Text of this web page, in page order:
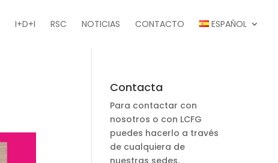
I+D+I RSC NOTICIAS CONTACTO ESPAÑOL
Contacta
Para contactar con
nosotros o con LCFG
puedes hacerlo a través
de cualquiera de
nuestras sedes.